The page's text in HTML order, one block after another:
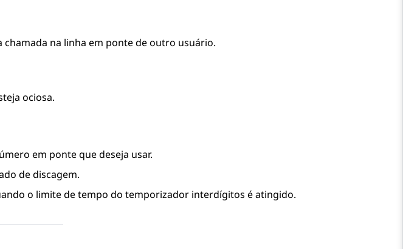
na linha em ponte de outro usuário.
ociosa.
em ponte que deseja usar.
de discagem.
o limite de tempo do temporizador interdígitos é atingido.